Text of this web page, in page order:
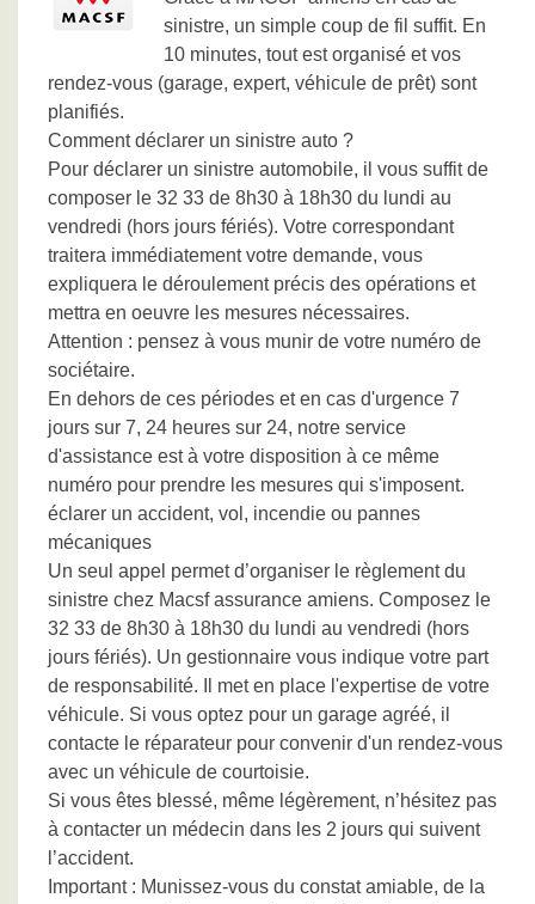
sinistre, un simple coup de fil suffit. En
10 minutes, tout est organisé et vos
rendez-vous (garage, expert, véhicule de prêt) sont
planifiés.
Comment déclarer un sinistre auto ?
Pour déclarer un sinistre automobile, il vous suffit de
composer le 32 33 de 8h30 à 18h30 du lundi au
vendredi (hors jours fériés). Votre correspondant
traitera immédiatement votre demande, vous
expliquera le déroulement précis des opérations et
mettra en oeuvre les mesures nécessaires.
Attention : pensez à vous munir de votre numéro de
sociétaire.
En dehors de ces périodes et en cas d'urgence 7
jours sur 7, 24 heures sur 24, notre service
d'assistance est à votre disposition à ce même
numéro pour prendre les mesures qui s'imposent.
éclarer un accident, vol, incendie ou pannes
mécaniques
Un seul appel permet d’organiser le règlement du
sinistre chez Macsf assurance amiens. Composez le
32 33 de 8h30 à 18h30 du lundi au vendredi (hors
jours fériés). Un gestionnaire vous indique votre part
de responsabilité. Il met en place l'expertise de votre
véhicule. Si vous optez pour un garage agréé, il
contacte le réparateur pour convenir d'un rendez-vous
avec un véhicule de courtoisie.
Si vous êtes blessé, même légèrement, n’hésitez pas
à contacter un médecin dans les 2 jours qui suivent
l’accident.
Important : Munissez-vous du constat amiable, de la